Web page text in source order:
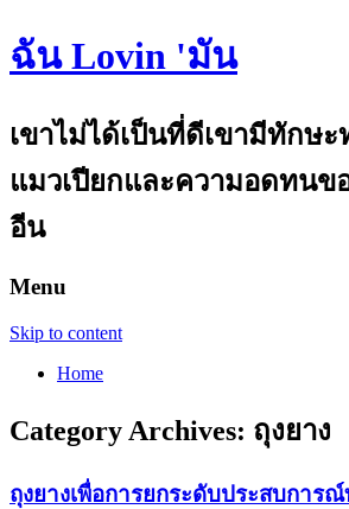
ฉัน Lovin 'มัน
เขาไม่ได้เป็นที่ดีเขามีทักษ
แมวเปียกและความอดทนข
อีน
Menu
Skip to content
Home
Category Archives: ถุงยาง
ถุงยางเพื่อการยกระดับประสบการ